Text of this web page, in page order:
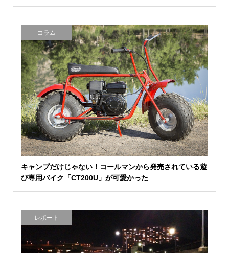
コラム
キャンプだけじゃない！コールマンから発売されている遊
び専用バイク「CT200U」が可愛かった
レポート